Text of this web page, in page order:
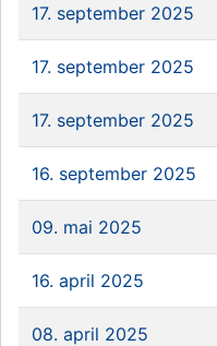
17. september 2025
17. september 2025
17. september 2025
16. september 2025
09. mai 2025
16. april 2025
08. april 2025